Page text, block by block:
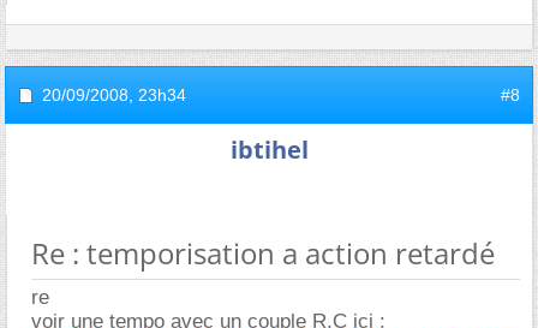
20/09/2008, 23h34 #8
ibtihel
Re : temporisation a action retardé
re
voir une tempo avec un couple R,C ici :